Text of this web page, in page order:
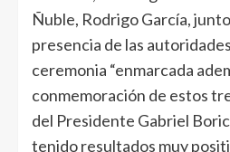
Ñuble, Rodrigo García,
presencia de las
ceremonia “enmarcada
conmemoración de estos
del Presidente Gabriel
tenido resultados muy